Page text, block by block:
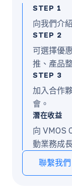
STEP 1
向我們介
STEP 2
可選擇優
推、產品
STEP 3
加入合作
會。
潛在收益
向 VMOS
動業務成
聯繫我們